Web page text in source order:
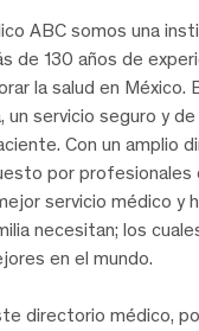
ABC somos una
de 130 años de
la salud en México.
servicio seguro y de
Con un amplio
por profesionales
servicio médico y
necesitan; los
en el mundo.
directorio médico,